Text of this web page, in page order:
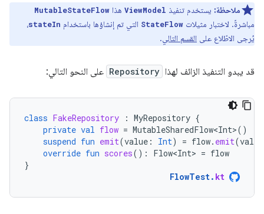
ملاحظة: يستخدم تنفيذ ViewModel هذا MutableStateFlow
مباشرةً. لاختبار مثيلات StateFlow التي تم إنشاؤها باستخدام stateIn،
يُرجى الاطّلاع على القسم التالي.
قد يبدو التنفيذ الزائف لهذا Repository على النحو التالي:
class FakeRepository : MyRepository {
private val flow = MutableSharedFlow<Int>()
suspend fun emit(value : Int) = flow. emit(value
override fun scores(): Flow<Int> = flow
}
FlowTest. kt